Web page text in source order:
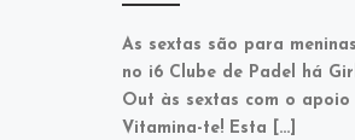
As sextas são para
no i6 Clube de Padel há
Out às sextas com o apoio
Vitamina-te! Esta […]